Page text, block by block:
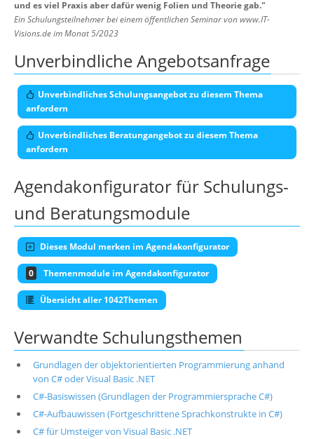
und es viel Praxis aber dafür wenig Folien und Theorie gab."
Ein Schulungsteilnehmer bei einem öffentlichen Seminar von www.IT-
Visions.de im Monat 5/2023
Unverbindliche Angebotsanfrage
Unverbindliches Schulungsangebot zu diesem Thema
anfordern
Unverbindliches Beratungangebot zu diesem Thema
anfordern
Agendakonfigurator für Schulungs-
und Beratungsmodule
Dieses Modul merken im Agendakonfigurator
0 Themenmodule im Agendakonfigurator
Übersicht aller 1042Themen
Verwandte Schulungsthemen
Grundlagen der objektorientierten Programmierung anhand
von C# oder Visual Basic .NET
C#-Basiswissen (Grundlagen der Programmiersprache C#)
C#-Aufbauwissen (Fortgeschrittene Sprachkonstrukte in C#)
C# für Umsteiger von Visual Basic .NET